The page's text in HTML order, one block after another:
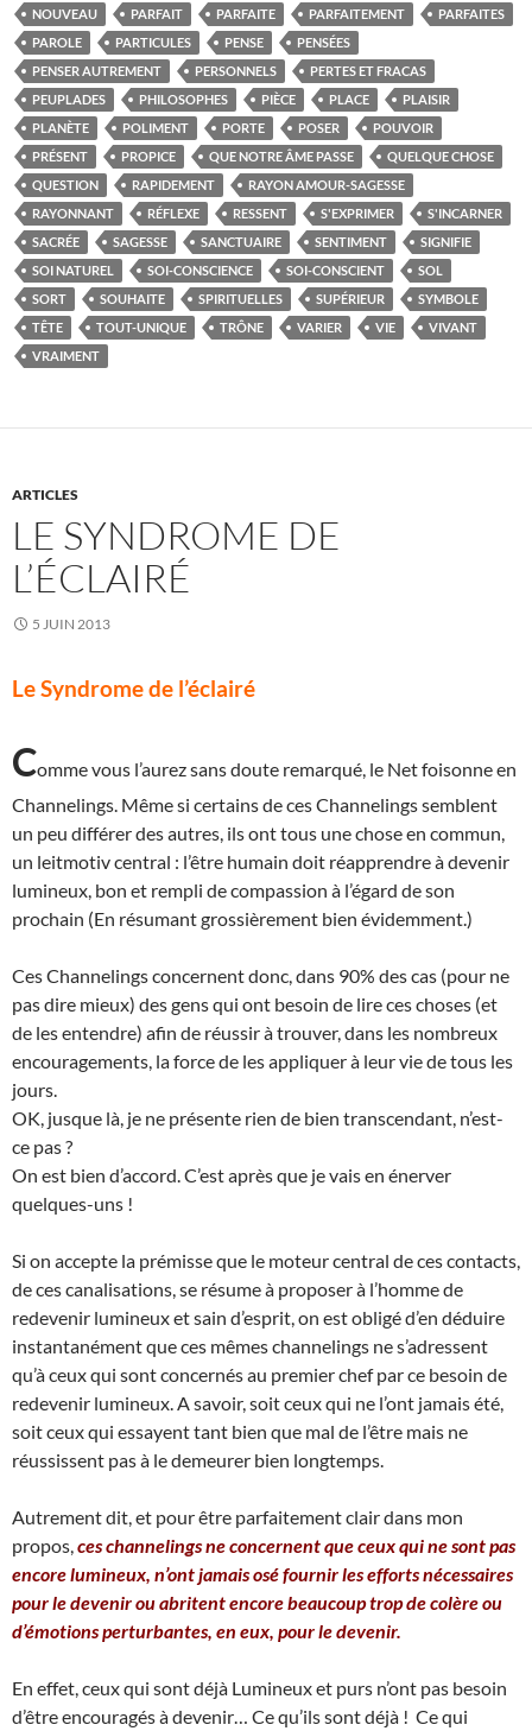
NOUVEAU
PARFAIT PARFAITE PARFAITEMENT
PARFAITES
PAROLE
PARTICULES PENSE
PENSÉES
PENSER AUTREMENT
PERSONNELS
PERTES ET FRACAS
PEUPLADES
PHILOSOPHES PIÈCE PLACE
PLAISIR
PLANÈTE
POLIMENT PORTE POSER
POUVOIR
PRÉSENT
PROPICE QUE NOTRE ÂME PASSE
QUELQUE CHOSE
QUESTION
RAPIDEMENT
RAYON AMOUR-SAGESSE
RAYONNANT
RÉFLEXE RESSENT S'EXPRIMER
S'INCARNER
SACRÉE
SAGESSE SANCTUAIRE SENTIMENT
SIGNIFIE
SOI NATUREL
SOI-CONSCIENCE SOI-CONSCIENT
SOL
SORT
SOUHAITE SPIRITUELLES SUPÉRIEUR
SYMBOLE
TÊTE
TOUT-UNIQUE TRÔNE VARIER VIE
VIVANT
VRAIMENT
ARTICLES
LE SYNDROME DE
L’ÉCLAIRÉ
5 JUIN 2013
Le Syndrome de l’éclairé
Comme vous l’aurez sans doute remarqué, le Net foisonne en
Channelings. Même si certains de ces Channelings semblent
un peu différer des autres, ils ont tous une chose en commun,
un leitmotiv central : l’être humain doit réapprendre à devenir
lumineux, bon et rempli de compassion à l’égard de son
prochain (En résumant grossièrement bien évidemment.)
Ces Channelings concernent donc, dans 90% des cas (pour ne
pas dire mieux) des gens qui ont besoin de lire ces choses (et
de les entendre) afin de réussir à trouver, dans les nombreux
encouragements, la force de les appliquer à leur vie de tous les
jours.
OK, jusque là, je ne présente rien de bien transcendant, n’est-
ce pas ?
On est bien d’accord. C’est après que je vais en énerver
quelques-uns !
Si on accepte la prémisse que le moteur central de ces contacts,
de ces canalisations, se résume à proposer à l’homme de
redevenir lumineux et sain d’esprit, on est obligé d’en déduire
instantanément que ces mêmes channelings ne s’adressent
qu’à ceux qui sont concernés au premier chef par ce besoin de
redevenir lumineux. A savoir, soit ceux qui ne l’ont jamais été,
soit ceux qui essayent tant bien que mal de l’être mais ne
réussissent pas à le demeurer bien longtemps.
Autrement dit, et pour être parfaitement clair dans mon
propos, ces channelings ne concernent que ceux qui ne sont pas
encore lumineux, n’ont jamais osé fournir les efforts nécessaires
pour le devenir ou abritent encore beaucoup trop de colère ou
d’émotions perturbantes, en eux, pour le devenir.
En effet, ceux qui sont déjà Lumineux et purs n’ont pas besoin
d’être encouragés à devenir… Ce qu’ils sont déjà ! Ce qui